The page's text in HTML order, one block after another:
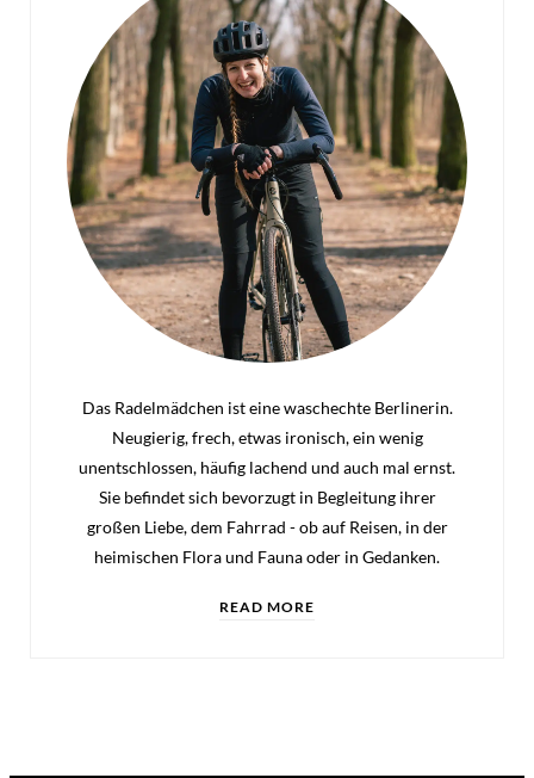
Das Radelmädchen ist eine waschechte Berlinerin.
Neugierig, frech, etwas ironisch, ein wenig
unentschlossen, häufig lachend und auch mal ernst.
Sie befindet sich bevorzugt in Begleitung ihrer
großen Liebe, dem Fahrrad - ob auf Reisen, in der
heimischen Flora und Fauna oder in Gedanken.
READ MORE